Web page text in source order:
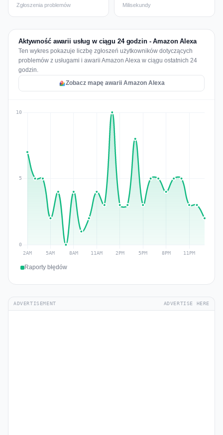
Zgłoszenia problemów Milisekundy
Aktywność awarii usług w ciągu 24 godzin - Amazon Alexa
Ten wykres pokazuje liczbę zgłoszeń użytkowników dotyczących
problemów z usługami i awarii Amazon Alexa w ciągu ostatnich 24
godzin.
Zobacz mapę awarii Amazon Alexa
Raporty błędów
ADVERTISEMENT ADVERTISE HERE